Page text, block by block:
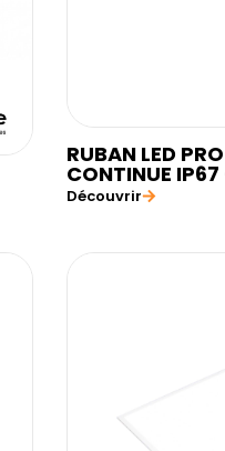
RUBAN LED
CONTINUE
Découvrir